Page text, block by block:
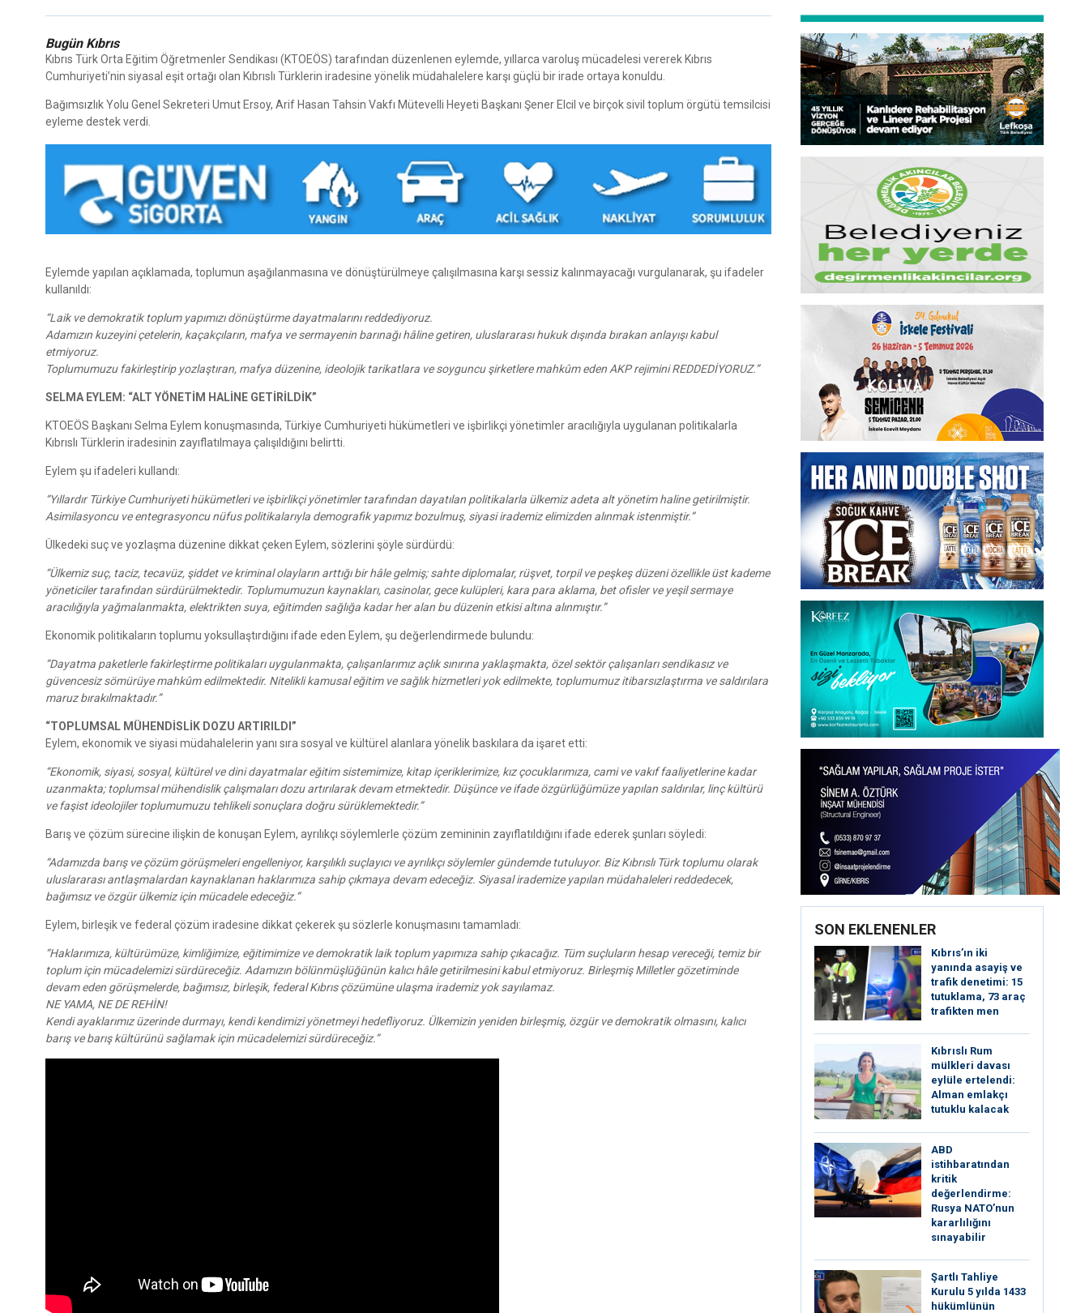
Bugün Kıbrıs
Kıbrıs Türk Orta Eğitim Öğretmenler Sendikası (KTOEÖS) tarafından düzenlenen eylemde, yıllarca varoluş mücadelesi vererek Kıbrıs
Cumhuriyeti’nin siyasal eşit ortağı olan Kıbrıslı Türklerin iradesine yönelik müdahalelere karşı güçlü bir irade ortaya konuldu.
Bağımsızlık Yolu Genel Sekreteri Umut Ersoy, Arif Hasan Tahsin Vakfı Mütevelli Heyeti Başkanı Şener Elcil ve birçok sivil toplum örgütü temsilcisi
eyleme destek verdi.
Eylemde yapılan açıklamada, toplumun aşağılanmasına ve dönüştürülmeye çalışılmasına karşı sessiz kalınmayacağı vurgulanarak, şu ifadeler
kullanıldı:
“Laik ve demokratik toplum yapımızı dönüştürme dayatmalarını reddediyoruz.
Adamızın kuzeyini çetelerin, kaçakçıların, mafya ve sermayenin barınağı hâline getiren, uluslararası hukuk dışında bırakan anlayışı kabul
etmiyoruz.
Toplumumuzu fakirleştirip yozlaştıran, mafya düzenine, ideolojik tarikatlara ve soyguncu şirketlere mahkûm eden AKP rejimini REDDEDİYORUZ.”
SELMA EYLEM: “ALT YÖNETİM HALİNE GETİRİLDİK”
KTOEÖS Başkanı Selma Eylem konuşmasında, Türkiye Cumhuriyeti hükümetleri ve işbirlikçi yönetimler aracılığıyla uygulanan politikalarla
Kıbrıslı Türklerin iradesinin zayıflatılmaya çalışıldığını belirtti.
Eylem şu ifadeleri kullandı:
“Yıllardır Türkiye Cumhuriyeti hükümetleri ve işbirlikçi yönetimler tarafından dayatılan politikalarla ülkemiz adeta alt yönetim haline getirilmiştir.
Asimilasyoncu ve entegrasyoncu nüfus politikalarıyla demografik yapımız bozulmuş, siyasi irademiz elimizden alınmak istenmiştir.”
Ülkedeki suç ve yozlaşma düzenine dikkat çeken Eylem, sözlerini şöyle sürdürdü:
“Ülkemiz suç, taciz, tecavüz, şiddet ve kriminal olayların arttığı bir hâle gelmiş; sahte diplomalar, rüşvet, torpil ve peşkeş düzeni özellikle üst kademe
yöneticiler tarafından sürdürülmektedir. Toplumumuzun kaynakları, casinolar, gece kulüpleri, kara para aklama, bet ofisler ve yeşil sermaye
aracılığıyla yağmalanmakta, elektrikten suya, eğitimden sağlığa kadar her alan bu düzenin etkisi altına alınmıştır.”
Ekonomik politikaların toplumu yoksullaştırdığını ifade eden Eylem, şu değerlendirmede bulundu:
“Dayatma paketlerle fakirleştirme politikaları uygulanmakta, çalışanlarımız açlık sınırına yaklaşmakta, özel sektör çalışanları sendikasız ve
güvencesiz sömürüye mahkûm edilmektedir. Nitelikli kamusal eğitim ve sağlık hizmetleri yok edilmekte, toplumumuz itibarsızlaştırma ve saldırılara
maruz bırakılmaktadır.”
“TOPLUMSAL MÜHENDİSLİK DOZU ARTIRILDI”
Eylem, ekonomik ve siyasi müdahalelerin yanı sıra sosyal ve kültürel alanlara yönelik baskılara da işaret etti:
“Ekonomik, siyasi, sosyal, kültürel ve dini dayatmalar eğitim sistemimize, kitap içeriklerimize, kız çocuklarımıza, cami ve vakıf faaliyetlerine kadar
uzanmakta; toplumsal mühendislik çalışmaları dozu artırılarak devam etmektedir. Düşünce ve ifade özgürlüğümüze yapılan saldırılar, linç kültürü
ve faşist ideolojiler toplumumuzu tehlikeli sonuçlara doğru sürüklemektedir.”
Barış ve çözüm sürecine ilişkin de konuşan Eylem, ayrılıkçı söylemlerle çözüm zemininin zayıflatıldığını ifade ederek şunları söyledi:
“Adamızda barış ve çözüm görüşmeleri engelleniyor, karşılıklı suçlayıcı ve ayrılıkçı söylemler gündemde tutuluyor. Biz Kıbrıslı Türk toplumu olarak
uluslararası antlaşmalardan kaynaklanan haklarımıza sahip çıkmaya devam edeceğiz. Siyasal irademize yapılan müdahaleleri reddedecek,
bağımsız ve özgür ülkemiz için mücadele edeceğiz.”
Eylem, birleşik ve federal çözüm iradesine dikkat çekerek şu sözlerle konuşmasını tamamladı:
“Haklarımıza, kültürümüze, kimliğimize, eğitimimize ve demokratik laik toplum yapımıza sahip çıkacağız. Tüm suçluların hesap vereceği, temiz bir
toplum için mücadelemizi sürdüreceğiz. Adamızın bölünmüşlüğünün kalıcı hâle getirilmesini kabul etmiyoruz. Birleşmiş Milletler gözetiminde
devam eden görüşmelerde, bağımsız, birleşik, federal Kıbrıs çözümüne ulaşma irademiz yok sayılamaz.
NE YAMA, NE DE REHİN!
Kendi ayaklarımız üzerinde durmayı, kendi kendimizi yönetmeyi hedefliyoruz. Ülkemizin yeniden birleşmiş, özgür ve demokratik olmasını, kalıcı
barış ve barış kültürünü sağlamak için mücadelemizi sürdüreceğiz.”
SON EKLENENLER
Kıbrıs’ın iki
yanında asayiş ve
trafik denetimi: 15
tutuklama, 73 araç
trafikten men
Kıbrıslı Rum
mülkleri davası
eylüle ertelendi:
Alman emlakçı
tutuklu kalacak
ABD
istihbaratından
kritik
değerlendirme:
Rusya NATO’nun
kararlılığını
sınayabilir
Şartlı Tahliye
Kurulu 5 yılda 1433
hükümlünün